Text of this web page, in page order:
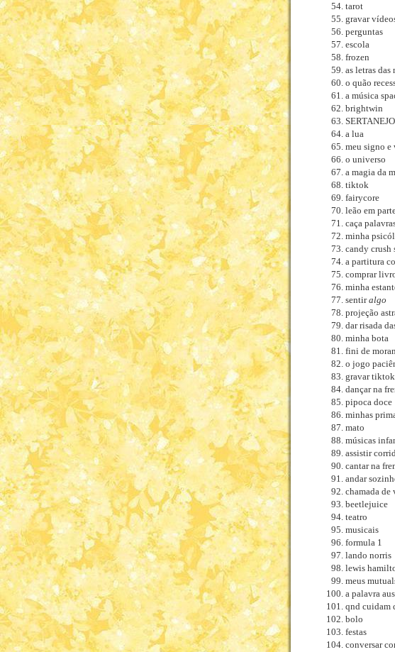
tarot
gravar
perguntas
escola
frozen
as letras das
o quão
a música
brightwin
SERTANEJO
a lua
meu signo e
o universo
a magia da
tiktok
fairycore
leão em
caça
minha
candy crush
a partitura
comprar
minha
sentiralgo
projeção
dar risada
minha bota
fini de
o jogo
gravar
dançar na
pipoca doce
minhas
mato
músicas
assistir
cantar na
andar
chamada de
beetlejuice
teatro
musicais
formula 1
lando norris
lewis
meus
a palavra
qnd cuidam
bolo
festas
conversar